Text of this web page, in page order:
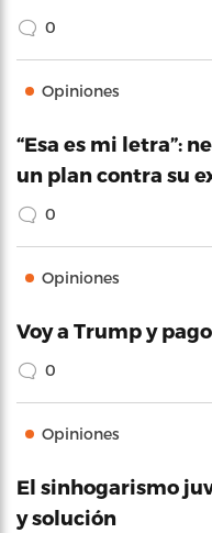
0
Opiniones
“Esa es mi letra”:
un plan contra su
0
Opiniones
Voy a Trump y
0
Opiniones
El sinhogarismo
y solución